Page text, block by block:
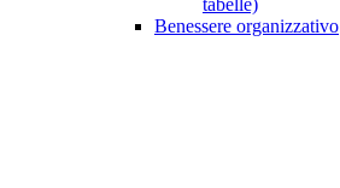
tabelle)
Benessere organizzativo